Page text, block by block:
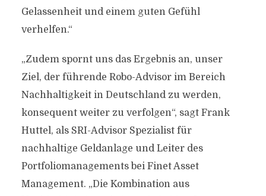
Gelassenheit und einem guten Gefühl
verhelfen.“
„Zudem spornt uns das Ergebnis an, unser
Ziel, der führende Robo-Advisor im Bereich
Nachhaltigkeit in Deutschland zu werden,
konsequent weiter zu verfolgen“, sagt Frank
Huttel, als SRI-Advisor Spezialist für
nachhaltige Geldanlage und Leiter des
Portfoliomanagements bei Finet Asset
Management. „Die Kombination aus